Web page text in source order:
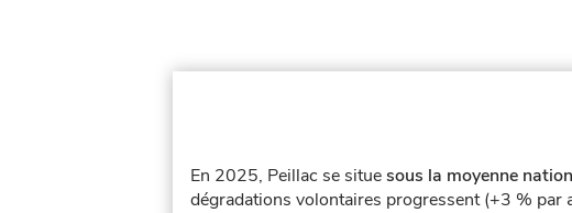
En 2025, Peillac se situesous la moyenne
dégradations volontaires progressent (+3 % par